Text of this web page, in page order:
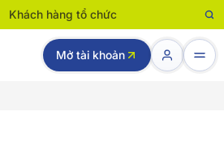
Khách hàng tổ chức
Mở tài khoản